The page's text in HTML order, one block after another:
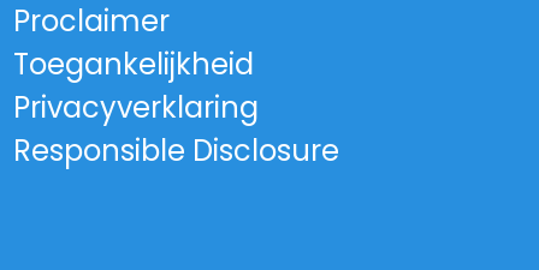
Proclaimer
Toegankelijkheid
Privacyverklaring
Responsible Disclosure